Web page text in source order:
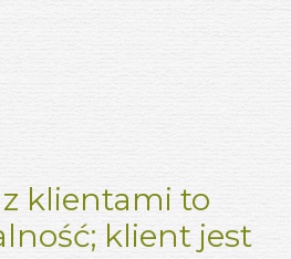
z klientami to
klient jest